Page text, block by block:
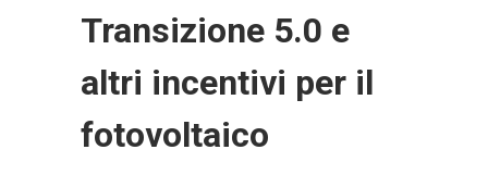
Transizione 5.0 e
altri incentivi per il
fotovoltaico